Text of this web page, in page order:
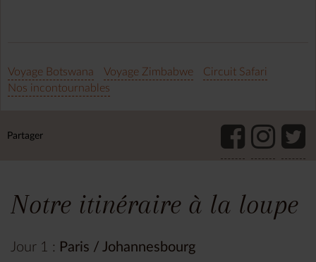
Voyage Botswana Voyage Zimbabwe
Circuit Safari
Nos incontournables
Partager
Notre itinéraire à la loupe
Jour 1 : Paris / Johannesbourg